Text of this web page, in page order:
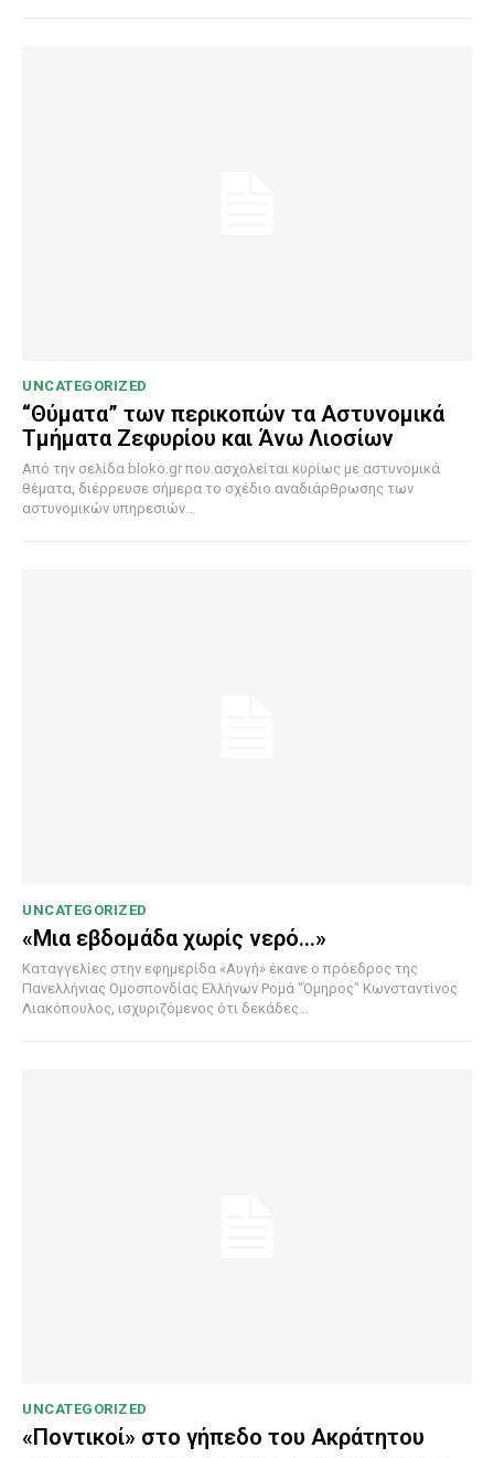
UNCATEGORIZED
“Θύματα” των περικοπών τα Αστυνομικά
Τμήματα Ζεφυρίου και Άνω Λιοσίων
Από την σελίδα bloko.gr που ασχολείται κυρίως με αστυνομικά
θέματα, διέρρευσε σήμερα το σχέδιο αναδιάρθρωσης των
αστυνομικών υπηρεσιών...
UNCATEGORIZED
«Μια εβδομάδα χωρίς νερό…»
Καταγγελίες στην εφημερίδα «Αυγή» έκανε ο πρόεδρος της
Πανελλήνιας Ομοσπονδίας Ελλήνων Ρομά "Όμηρος" Κωνσταντίνος
Λιακόπουλος, ισχυριζόμενος ότι δεκάδες...
UNCATEGORIZED
«Ποντικοί» στο γήπεδο του Ακράτητου